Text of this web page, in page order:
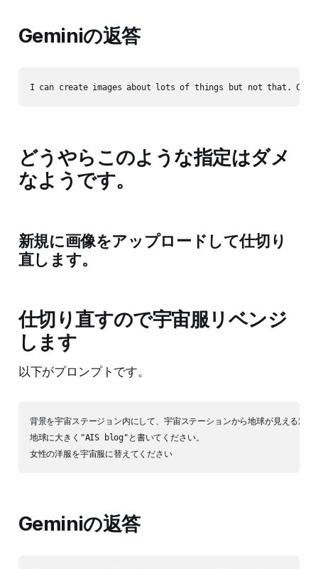
Geminiの返答
どうやらこのような指定はダメ
なようです。
新規に画像をアップロードして仕切り
直します。
仕切り直すので宇宙服リベンジ
します
以下がプロンプトです。
背景を宇宙ステージョン内にして、宇宙ステーションから地球が見える窓
地球に大きく"AIS blog"と書いてください。
女性の洋服を宇宙服に替えてください
Geminiの返答